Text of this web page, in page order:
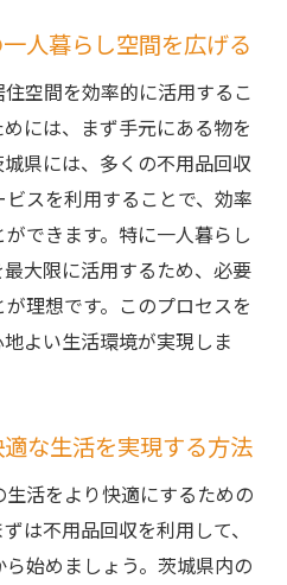
人暮らし空間を広げる
空間を効率的に活用するこ
には、まず手元にある物を
県には、多くの不用品回収
スを利用することで、効率
できます。特に一人暮らし
大限に活用するため、必要
理想です。このプロセスを
よい生活環境が実現しま
な生活を実現する方法
活をより快適にするための
は不用品回収を利用して、
始めましょう。茨城県内の